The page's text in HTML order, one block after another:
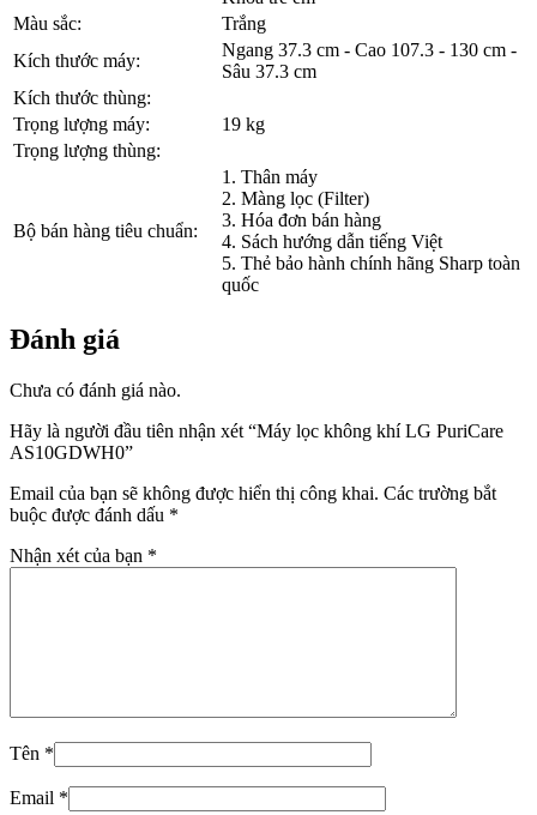
Màu sắc:
Trắng
Kích thước máy:
Ngang 37.3 cm - Cao 107.3 - 130 cm -
Sâu 37.3 cm
Kích thước thùng:
Trọng lượng máy:
19 kg
Trọng lượng thùng:
Bộ bán hàng tiêu chuẩn:
1. Thân máy
2. Màng lọc (Filter)
3. Hóa đơn bán hàng
4. Sách hướng dẫn tiếng Việt
5. Thẻ bảo hành chính hãng Sharp toàn
quốc
Đánh giá
Chưa có đánh giá nào.
Hãy là người đầu tiên nhận xét “Máy lọc không khí LG PuriCare
AS10GDWH0”
Email của bạn sẽ không được hiển thị công khai. Các trường bắt
buộc được đánh dấu *
Nhận xét của bạn *
Tên *
Email *